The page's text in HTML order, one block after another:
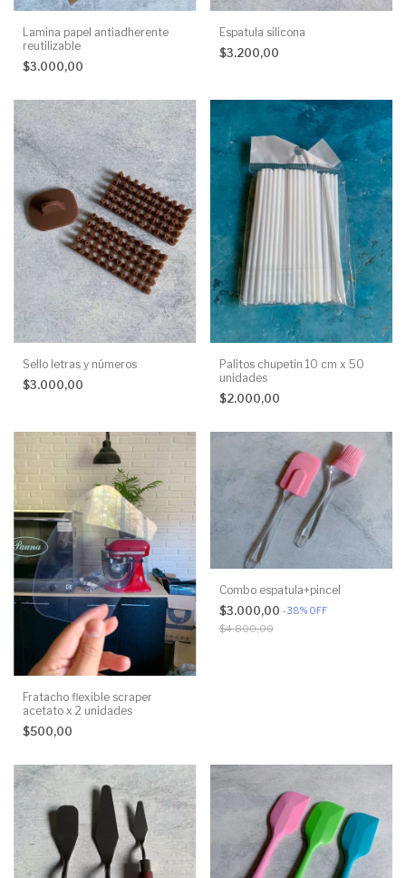
Lamina papel antiadherente
reutilizable
$3.000,00
Espatula silicona
$3.200,00
Sello letras y números
$3.000,00
Palitos chupetin 10 cm x 50
unidades
$2.000,00
Fratacho flexible scraper
acetato x 2 unidades
$500,00
Combo espatula+pincel
$3.000,00 -38% OFF
$4.800,00